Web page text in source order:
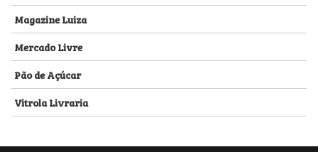
Magazine Luiza
Mercado Livre
Pão de Açúcar
Vitrola Livraria